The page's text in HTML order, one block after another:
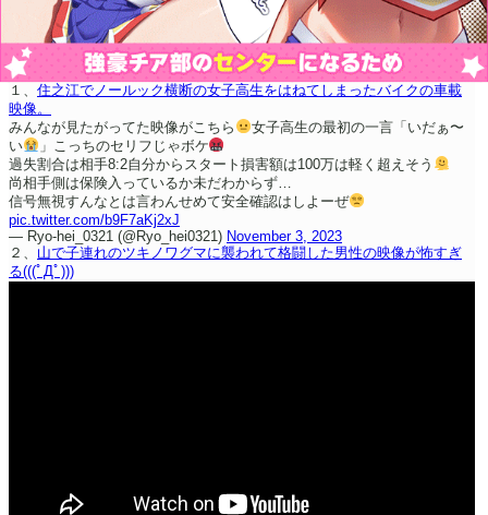
１、 住之江でノールック横断の女子高生をはねてしまったバイクの車載
映像。
みんなが見たがってた映像が こちら 女子高生の最初の一言「いだぁ〜
い
」
こっちのセリフじゃボケ
過失割合は相手8:2自分からスタート 損害額は100万は軽く超えそう
尚相手側は保険入っているか未だわからず…
信号無視すんなとは言わんせめて安全確認はしよーぜ
pic.twitter.com/b9F7aKj2xJ
— Ryo-hei_0321 (@Ryo_hei0321) November 3, 2023
２、 山で子連れのツキノワグマに襲われて格闘した男性の映像が怖すぎ
る(((ﾟДﾟ)))